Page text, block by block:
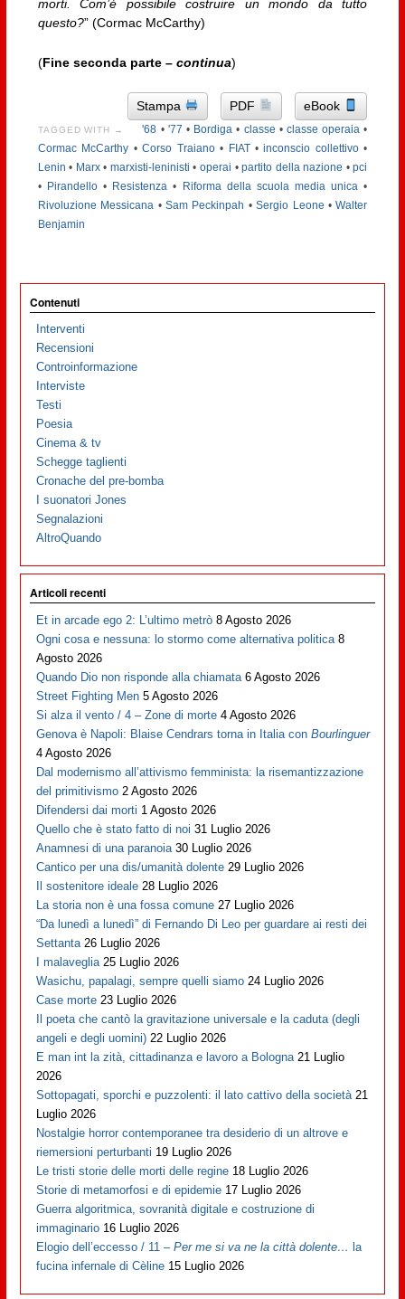
morti. Com’è possibile costruire un mondo da tutto
questo?” (Cormac McCarthy)
(Fine seconda parte – continua)
Stampa PDF eBook
TAGGED WITH → '68 • '77 • Bordiga • classe • classe operaia •
Cormac McCarthy •Corso Traiano• FIAT•inconscio collettivo•
Lenin • Marx• marxisti-leninisti • operai •partito della nazione •pci
• Pirandello• Resistenza • Riforma della scuola media unica •
Rivoluzione Messicana • Sam Peckinpah •Sergio Leone •Walter
Benjamin
Contenuti
Interventi
Recensioni
Controinformazione
Interviste
Testi
Poesia
Cinema & tv
Schegge taglienti
Cronache del pre-bomba
I suonatori Jones
Segnalazioni
AltroQuando
Articoli recenti
Et in arcade ego 2: L’ultimo metrò 8 Agosto 2026
Ogni cosa e nessuna: lo stormo come alternativa politica 8
Agosto 2026
Quando Dio non risponde alla chiamata 6 Agosto 2026
Street Fighting Men 5 Agosto 2026
Si alza il vento / 4 – Zone di morte 4 Agosto 2026
Genova è Napoli: Blaise Cendrars torna in Italia conBourlinguer
4 Agosto 2026
Dal modernismo all’attivismo femminista: la risemantizzazione
del primitivismo 2 Agosto 2026
Difendersi dai morti 1 Agosto 2026
Quello che è stato fatto di noi 31 Luglio 2026
Anamnesi di una paranoia 30 Luglio 2026
Cantico per una dis/umanità dolente 29 Luglio 2026
Il sostenitore ideale 28 Luglio 2026
La storia non è una fossa comune 27 Luglio 2026
“Da lunedì a lunedì” di Fernando Di Leo per guardare ai resti dei
Settanta 26 Luglio 2026
I malaveglia 25 Luglio 2026
Wasichu, papalagi, sempre quelli siamo 24 Luglio 2026
Case morte 23 Luglio 2026
Il poeta che cantò la gravitazione universale e la caduta (degli
angeli e degli uomini) 22 Luglio 2026
E man int la zità, cittadinanza e lavoro a Bologna 21 Luglio
2026
Sottopagati, sporchi e puzzolenti: il lato cattivo della società 21
Luglio 2026
Nostalgie horror contemporanee tra desiderio di un altrove e
riemersioni perturbanti 19 Luglio 2026
Le tristi storie delle morti delle regine 18 Luglio 2026
Storie di metamorfosi e di epidemie 17 Luglio 2026
Guerra algoritmica, sovranità digitale e costruzione di
immaginario 16 Luglio 2026
Elogio dell’eccesso / 11 –Per me si va ne la città dolente… la
fucina infernale di Cèline 15 Luglio 2026